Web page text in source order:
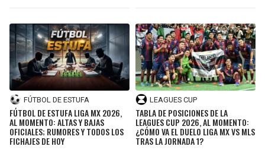
FÚTBOL DE ESTUFA
FÚTBOL DE ESTUFA LIGA MX 2026,
AL MOMENTO: ALTAS Y BAJAS
OFICIALES; RUMORES Y TODOS LOS
FICHAJES DE HOY
LEAGUES CUP
TABLA DE POSICIONES DE LA
LEAGUES CUP 2026, AL MOMENTO:
¿CÓMO VA EL DUELO LIGA MX VS MLS
TRAS LA JORNADA 1?